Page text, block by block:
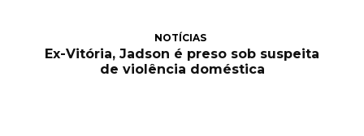
NOTÍCIAS
Ex-Vitória, Jadson é preso sob suspeita
de violência doméstica